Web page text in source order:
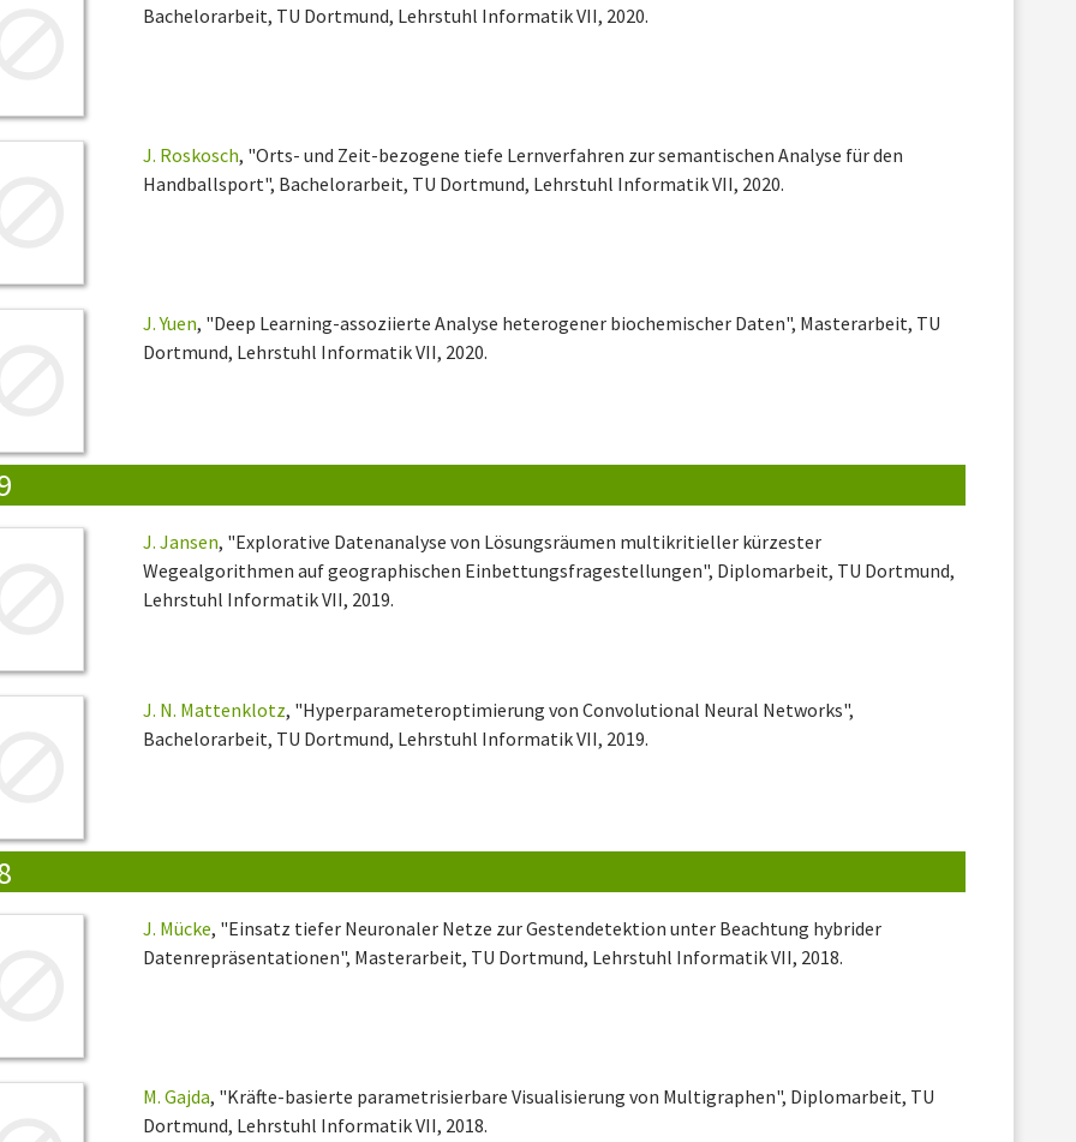
Bachelorarbeit, TU Dortmund, Lehrstuhl Informatik VII, 2020.
J. Roskosch, "Orts- und Zeit-bezogene tiefe Lernverfahren zur semantischen Analyse für den
Handballsport", Bachelorarbeit, TU Dortmund, Lehrstuhl Informatik VII, 2020.
J. Yuen, "Deep Learning-assoziierte Analyse heterogener biochemischer Daten", Masterarbeit, TU
Dortmund, Lehrstuhl Informatik VII, 2020.
J. Jansen, "Explorative Datenanalyse von Lösungsräumen multikritieller kürzester
Wegealgorithmen auf geographischen Einbettungsfragestellungen", Diplomarbeit, TU Dortmund,
Lehrstuhl Informatik VII, 2019.
J. N. Mattenklotz, "Hyperparameteroptimierung von Convolutional Neural Networks",
Bachelorarbeit, TU Dortmund, Lehrstuhl Informatik VII, 2019.
J. Mücke, "Einsatz tiefer Neuronaler Netze zur Gestendetektion unter Beachtung hybrider
Datenrepräsentationen", Masterarbeit, TU Dortmund, Lehrstuhl Informatik VII, 2018.
M. Gajda, "Kräfte-basierte parametrisierbare Visualisierung von Multigraphen", Diplomarbeit, TU
Dortmund, Lehrstuhl Informatik VII, 2018.